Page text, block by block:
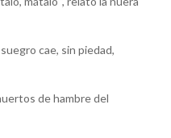
cae, sin piedad,
de hambre del